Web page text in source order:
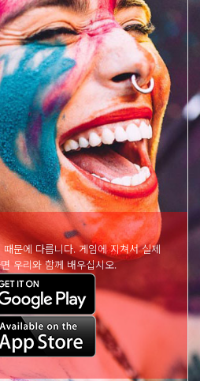
문에 다릅니다. 게임에 지쳐서 실제
우리와 함께 배우십시오.